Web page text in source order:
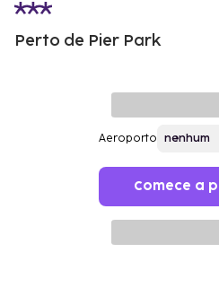
Perto de Pier Park
Aeroporto
Comece a